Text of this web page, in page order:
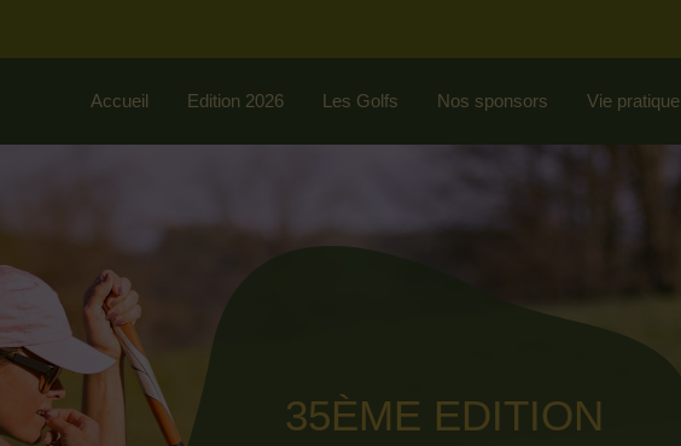
Accueil Edition 2026 Les Golfs Nos sponsors Vie pratique
35ÈME EDITION